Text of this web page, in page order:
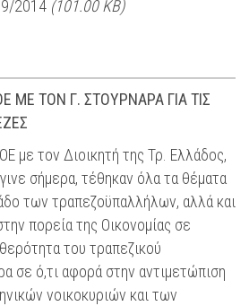
2014 (101.00 KB)
ΜΕ ΤΟΝ Γ. ΣΤΟΥΡΝΑΡΑ ΓΙΑ ΤΙΣ
με τον Διοικητή της Τρ. Ελλάδος,
σήμερα, τέθηκαν όλα τα θέματα
των τραπεζοϋπαλλήλων, αλλά και
πορεία της Οικονομίας σε
του τραπεζικού
σε ό,τι αφορά στην αντιμετώπιση
νοικοκυριών και των